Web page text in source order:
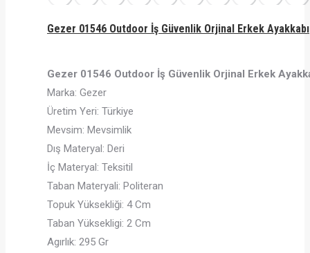
Gezer 01546 Outdoor İş Güvenlik Orjinal Erkek Ayakkabı
Gezer 01546 Outdoor İş Güvenlik Orjinal Erkek
Marka: Gezer
Üretim Yeri: Türkiye
Mevsim: Mevsimlik
Dış Materyal: Deri
İç Materyal: Teksitil
Taban Materyali: Politeran
Topuk Yüksekliği: 4 Cm
Taban Yüksekligi: 2 Cm
Agırlık: 295 Gr